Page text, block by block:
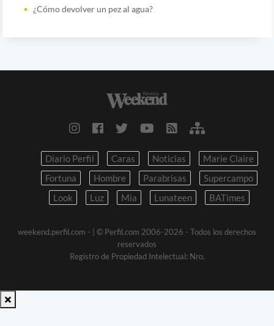
¿Cómo devolver un pez al agua?
Diario Perfil Caras Noticias
Marie Claire
Fortuna
Hombre Parabrisas
Supercampo
Look
Luz Mia Lunateen BATimes
weekend.perfil.com -
| © Perfil.com 2006-2026 - Todos los derechos
reservados
Registro de Propiedad Intelectual: Nro.